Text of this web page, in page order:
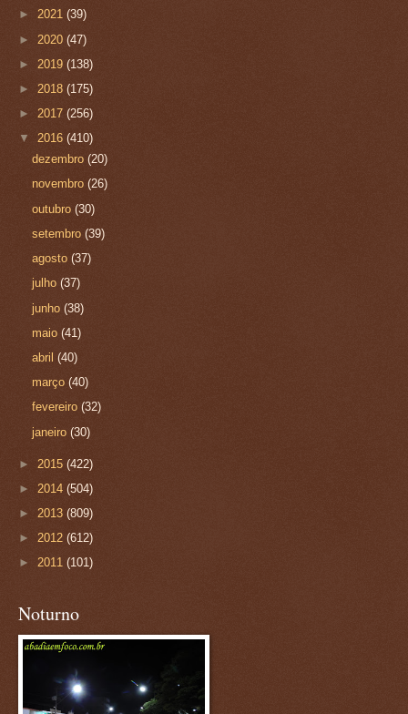
► 2021 (39)
► 2020 (47)
► 2019 (138)
► 2018 (175)
► 2017 (256)
▼ 2016 (410)
dezembro(20)
novembro(26)
outubro(30)
setembro(39)
agosto(37)
julho(37)
junho(38)
maio(41)
abril(40)
março(40)
fevereiro(32)
janeiro(30)
► 2015 (422)
► 2014 (504)
► 2013 (809)
► 2012 (612)
► 2011 (101)
Noturno